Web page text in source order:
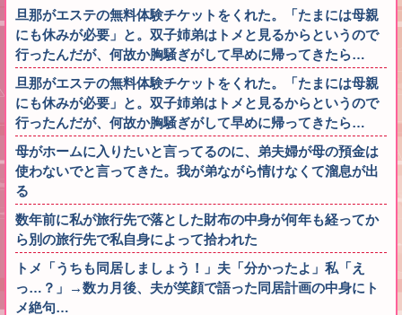
旦那がエステの無料体験チケットをくれた。「たまには母親
にも休みが必要」と。双子姉弟はトメと見るからというので
行ったんだが、何故か胸騒ぎがして早めに帰ってきたら…
旦那がエステの無料体験チケットをくれた。「たまには母親
にも休みが必要」と。双子姉弟はトメと見るからというので
行ったんだが、何故か胸騒ぎがして早めに帰ってきたら…
母がホームに入りたいと言ってるのに、弟夫婦が母の預金は
使わないでと言ってきた。我が弟ながら情けなくて溜息が出
る
数年前に私が旅行先で落とした財布の中身が何年も経ってか
ら別の旅行先で私自身によって拾われた
トメ「うちも同居しましょう！」夫「分かったよ」私「え
っ…？」→数カ月後、夫が笑顔で語った同居計画の中身にト
メ絶句…